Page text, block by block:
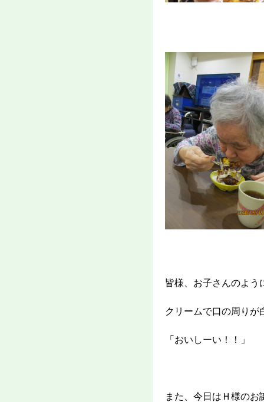
皆様、お子さんのよう
クリームで口の周りが
「おいしーい！！」
また、今日はＨ様の